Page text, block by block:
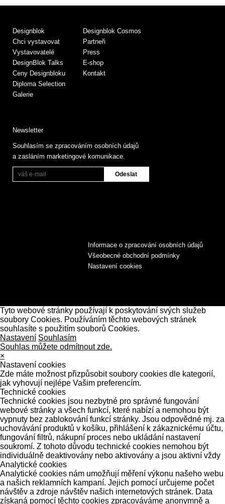
Designblok
Chci vystavovat
Vystavovatelé
DesignBlok Talks
Ceny Designbloku
Diploma Selection
Galerie
Designblok Cosmos
Partneři
Press
E-shop
Kontakt
Newsletter
Souhlasím se zpracováním osobních údajů
a zasláním marketingové komunikace.
Informace o zpracování osobních údajů
Všeobecné obchodní podmínky
Nastavení cookies
Tyto webové stránky používají k poskytování svých služeb
soubory Cookies. Používáním těchto webových stránek
souhlasíte s použitím souborů Cookies.
Nastavení Souhlasím
Souhlas můžete odmítnout zde.
×
Nastavení cookies
Zde máte možnost přizpůsobit soubory cookies dle kategorií,
jak vyhovují nejlépe Vašim preferencím.
Technické cookies
Technické cookies jsou nezbytné pro správné fungování
webové stránky a všech funkcí, které nabízí a nemohou být
vypnuty bez zablokování funkcí stránky. Jsou odpovědné mj. za
uchovávání produktů v košíku, přihlášení k zákaznickému účtu,
fungování filtrů, nákupní proces nebo ukládání nastavení
soukromí. Z tohoto důvodu technické cookies nemohou být
individuálně deaktivovány nebo aktivovány a jsou aktivní vždy
Analytické cookies
Analytické cookies nám umožňují měření výkonu našeho webu
a našich reklamních kampaní. Jejich pomocí určujeme počet
návštěv a zdroje návštěv našich internetových stránek. Data
získaná pomocí těchto cookies zpracováváme anonymně a